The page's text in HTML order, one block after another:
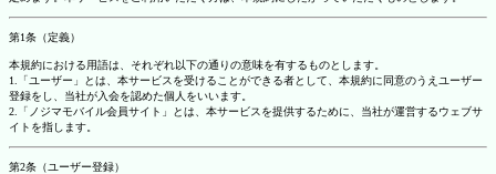
第1条（定義）
本規約における用語は、それぞれ以下の通りの意味を有するものとします。
1.「ユーザー」とは、本サービスを受けることができる者として、本規約に同意のうえユーザー
登録をし、当社が入会を認めた個人をいいます。
2.「ノジマモバイル会員サイト」とは、本サービスを提供するために、当社が運営するウェブサ
イトを指します。
第2条（ユーザー登録）